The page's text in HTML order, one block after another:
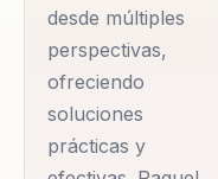
escrito dos libros
publicados por
Penguin Random
House Colombia, que
han sido un referente
desde múltiples
perspectivas,
ofreciendo
soluciones
prácticas y